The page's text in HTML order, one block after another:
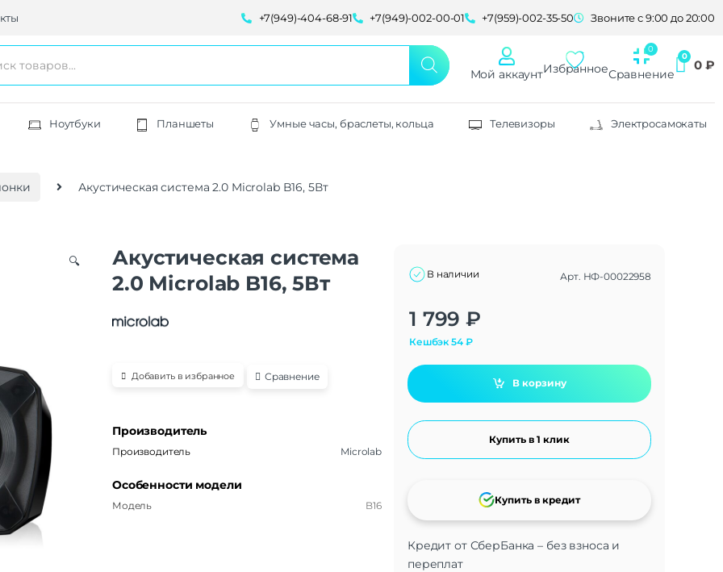
+7(949)-404-68-91 +7(949)-002-00-01 +7(959)-002-35-50 Звоните с 9:00 до 20:00
Мой аккаунтИзбранноеСравнение
0 ₽
Ноутбуки Планшеты Умные часы, браслеты, кольца Телевизоры Электросамокаты
Акустическая система 2.0 Microlab B16, 5Вт
🔍
Акустическая система
2.0 Microlab B16, 5Вт
Добавить в избранное Сравнение
Производитель
Производитель Microlab
Особенности модели
Модель B16
В наличии Арт. НФ-00022958
1 799 ₽
Кешбэк54₽
В корзину
Купить в 1 клик
Кредит от СберБанка – без взноса и
переплат
Купить в кредит
Alternative: